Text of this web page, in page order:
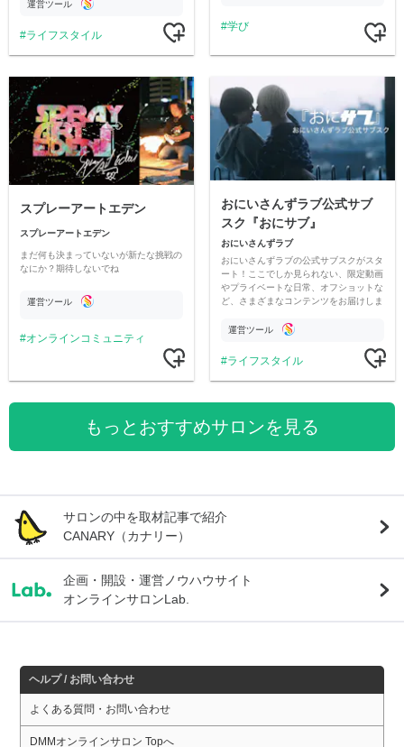
ただいています。
運営ツール
ライフスタイル
学び
スプレーアートエデン
スプレーアートエデン
まだ何も決まっていないが新たな挑戦の
なにか？期待しないでね
運営ツール
オンラインコミュニティ
おにいさんずラブ公式サブ
スク『おにサブ』
おにいさんずラブ
おにいさんずラブの公式サブスクがスタ
ート！ここでしか見られない、限定動画
やプライベートな日常、オフショットな
ど、さまざまなコンテンツをお届けしま
運営ツール
ライフスタイル
もっとおすすめサロンを見る
サロンの中を取材記事で紹介
CANARY（カナリー）
企画・開設・運営ノウハウサイト
オンラインサロンLab.
ヘルプ / お問い合わせ
よくある質問・お問い合わせ
DMMオンラインサロン Topへ